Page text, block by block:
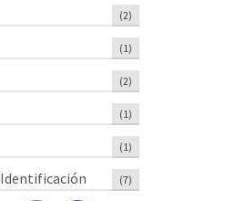
(2)
(1)
(2)
(1)
(1)
(7)